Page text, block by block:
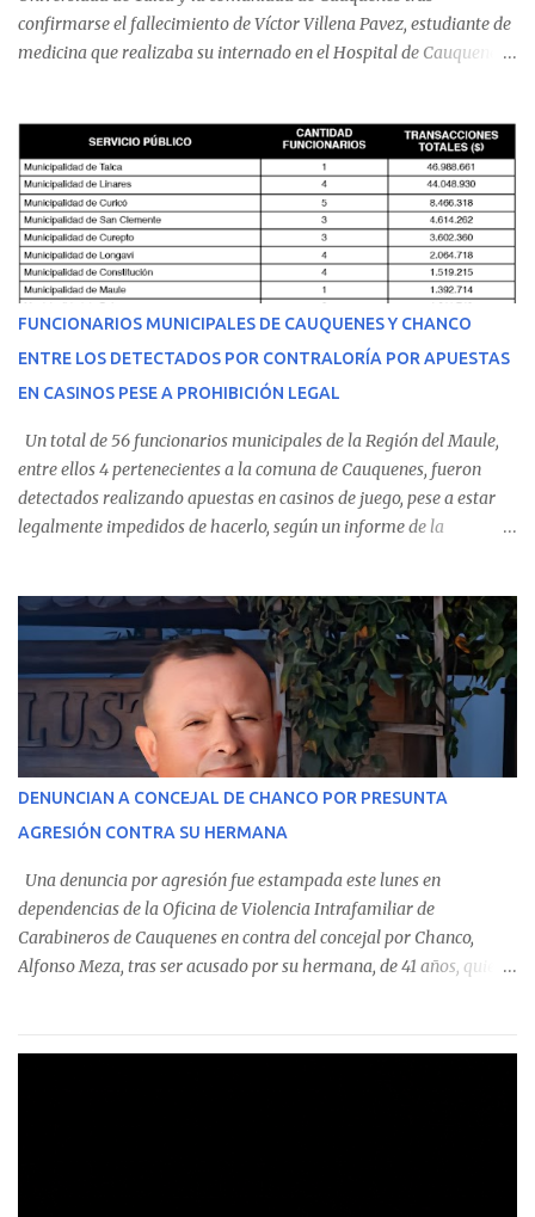
confirmarse el fallecimiento de Víctor Villena Pavez, estudiante de
medicina que realizaba su internado en el Hospital de Cauquenes.
malestares físicos. Dada la complejidad de su estado de salud, el
equipo médico determinó su traslado de urgencia al Hospital
Regional de Talca y dado la urgencia la ambulancia partió hacia
Talca con escolta de Carabineros. En medio del traslado, el
estudiante de medicina de 25 años, se agravó y pese a los esfuerzos
del personal de emergencia terminó falleciendo, sin alcanzar a
recibir atención especializada en el centro de destino. Apenas se
conoció la gravedad de su condición, sus padres —residentes en
Villarrica— se trasladaron a Cauquenes con la esperanza de una
evolución favorable. No obstante, alrededo...
FUNCIONARIOS MUNICIPALES DE CAUQUENES Y CHANCO
ENTRE LOS DETECTADOS POR CONTRALORÍA POR APUESTAS
EN CASINOS PESE A PROHIBICIÓN LEGAL
Un total de 56 funcionarios municipales de la Región del Maule,
entre ellos 4 pertenecientes a la comuna de Cauquenes, fueron
detectados realizando apuestas en casinos de juego, pese a estar
legalmente impedidos de hacerlo, según un informe de la
estableció que estos funcionarios —quienes administran o
custodian fondos públicos— efectuaron transacciones por un
monto total de $116.075.918 entre enero de 2024 y junio de 2025.
En el detalle regional, se indica que en la comuna de Cauquenes se
identificó a cuatro funcionarios involucrados en este tipo de
operaciones. Asimismo, se precisa que uno de los casos
corresponde a un funcionario de la Municipalidad de Chanco,
detectaron incumplimientos a la normativa vigente. El informe
precisa que la mayor cantidad de dinero apostado se registró en
Talca, donde...
DENUNCIAN A CONCEJAL DE CHANCO POR PRESUNTA
AGRESIÓN CONTRA SU HERMANA
Una denuncia por agresión fue estampada este lunes en
dependencias de la Oficina de Violencia Intrafamiliar de
Carabineros de Cauquenes en contra del concejal por Chanco,
Alfonso Meza, tras ser acusado por su hermana, de 41 años, quien
relató que los hechos ocurrieron cerca de las 11:30 horas en el